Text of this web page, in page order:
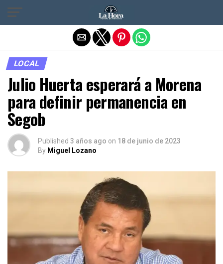
LOCAL
Julio Huerta esperará a Morena
para definir permanencia en
Segob
Published 3 años ago on 18 de junio de 2023
By Miguel Lozano
Salir de la versión móvil